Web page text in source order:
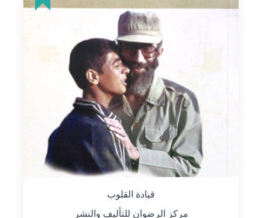
قيادة القلوب
مركز الرضوان للتأليف والنشر